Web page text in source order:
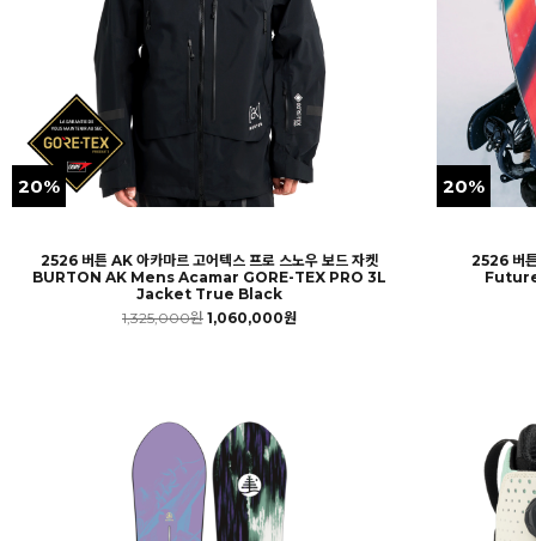
20%
2526 버튼 AK 아카마르 고어텍스 프로 스노우 보드 자켓
BURTON AK Mens Acamar GORE-TEX PRO 3L
Jacket True Black
1,325,000원 1,060,000원
20%
2526 버